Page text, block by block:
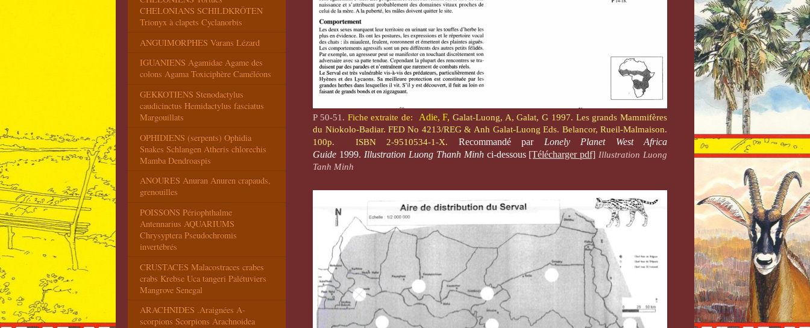
P 50-51. Fiche extraite de: Adie, F, Galat-Luong, A, Galat, G 1997. Les grands Mammifères
du Niokolo-Badiar. FED No 4213/REG & Anh Galat-Luong Eds. Belancor, Rueil-Malmaison.
100p. ISBN 2-9510534-1-X. Recommandé par Lonely Planet West Africa
Guide 1999. Illustration Luong Thanh Minh ci-dessous [Télécharger pdf] Illustration Luong
Tanh Minh
CHELONIANS SCHILDKRÖTEN
Trionyx à clapets Cyclanorbis
ANGUIMORPHES Varans Lézard
IGUANIENS Agamidae Agame des
colons Agama Toxiciphère Caméléons
GEKKOTIENS Stenodactylus
caudicinctus Hemidactylus fasciatus
Margouillats
OPHIDIENS (serpents) Ophidia
Snakes Schlangen Atheris chlorechis
Mamba Dendroaspis
ANOURES Anuran Anuren crapauds,
grenouilles
POISSONS Périophthalme
Antennarius AQUARIUMS
Chrysyptera Pseudochromis
invertébrés
CRUSTACES Malacostraces crabes
crabs Krebse Uca tangeri Palétuviers
Mangrove Senegal
ARACHNIDES .Araignées A-
scorpions Scorpions Arachnoidea